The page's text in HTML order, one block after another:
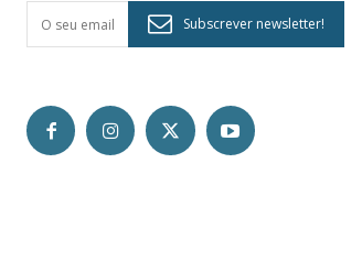
Subscrever newsletter!